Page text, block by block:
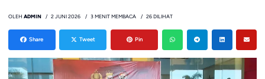
OLEH ADMIN 2 JUNI 2026 3 MENIT MEMBACA 26 DILIHAT
Share Tweet Pin